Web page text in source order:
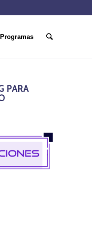
Programas
PARA